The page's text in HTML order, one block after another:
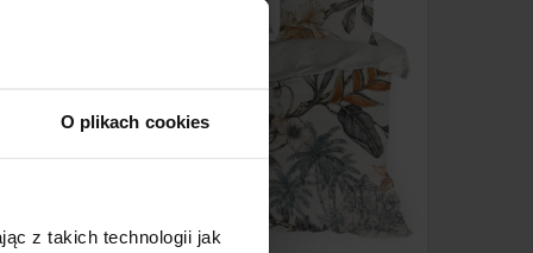
O plikach cookies
z takich technologii jak